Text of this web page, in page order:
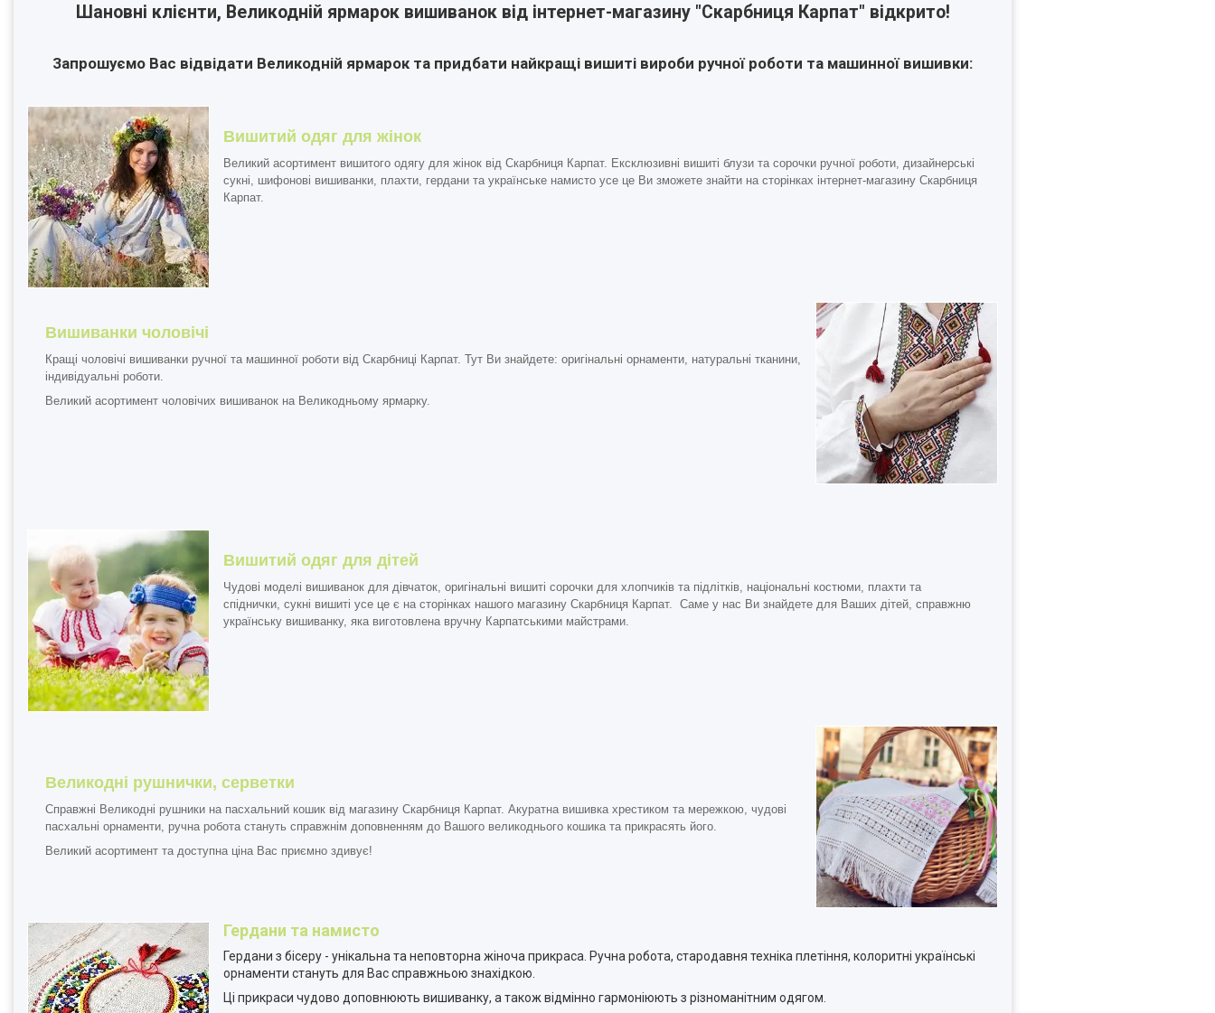
Шановні клієнти, Великодній ярмарок вишиванок від інтернет-магазину "Скарбниця Карпат" відкрито!
Запрошуємо Вас відвідати Великодній ярмарок та придбати найкращі вишиті вироби ручної роботи та машинної вишивки:
Вишитий одяг для жінок
Великий асортимент вишитого одягу для жінок від Скарбниця Карпат. Ексклюзивні вишиті блузи та сорочки ручної роботи , дизайнерські
сукні, шифонові вишиванки, плахти, гердани та українське намисто усе це Ви зможете знайти на сторінках інтернет-магазину Скарбниця
Карпат.
Вишиванки чоловічі
Кращі чоловічі вишиванки ручної та машинної роботи від Скарбниці Карпат. Тут Ви знайдете: оригінальні орнаменти, натуральні тканини,
індивідуальні роботи.
Великий асортимент чоловічих вишиванок на Великодньому ярмарку.
Вишитий одяг для дітей
Чудові моделі вишиванок для дівчаток , оригінальні вишиті сорочки для хлопчиків та підлітків, національні костюми, плахти та
спіднички, сукні вишиті усе це є на сторінках нашого магазину Скарбниця Карпат.
Саме у нас Ви знайдете для Ваших дітей, справжню
українську вишиванку, яка виготовлена вручну Карпатськими майстрами.
Великодні рушнички, серветки
Справжні Великодні рушники на пасхальний кошик від магазину Скарбниця Карпат. Акуратна вишивка хрестиком та мережкою, чудові
пасхальні орнаменти, ручна робота стануть справжнім доповненням до Вашого великоднього кошика та прикрасять його.
Великий асортимент та доступна ціна Вас приємно здивує!
Гердани та намисто
Гердани з бісеру - унікальна та неповторна жіноча прикраса. Ручна робота, стародавня техніка плетіння, колоритні українські
орнаменти стануть для Вас справжньою знахідкою.
Ці прикраси чудово доповнюють вишиванку, а також відмінно гармоніюють з різноманітним одягом.